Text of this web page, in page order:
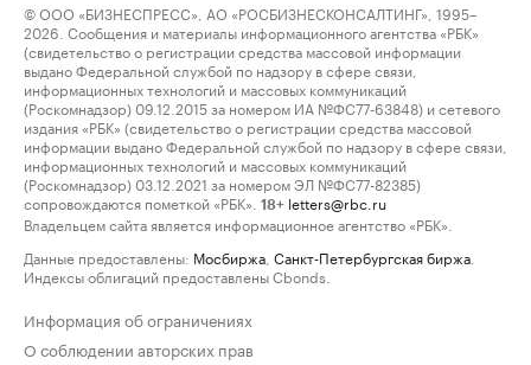
© ООО «БИЗНЕСПРЕСС», АО «РОСБИЗНЕСКОНСАЛТИНГ», 1995–
2026. Сообщения и материалы информационного агентства «РБК»
(свидетельство о регистрации средства массовой информации
выдано Федеральной службой по надзору в сфере связи,
информационных технологий и массовых коммуникаций
(Роскомнадзор) 09.12.2015 за номером ИА №ФС77-63848) и сетевого
издания «РБК» (свидетельство о регистрации средства массовой
информации выдано Федеральной службой по надзору в сфере связи,
информационных технологий и массовых коммуникаций
(Роскомнадзор) 03.12.2021 за номером ЭЛ №ФС77-82385)
сопровождаются пометкой «РБК».
18+ letters@rbc.ru
Владельцем сайта является информационное агентство «РБК».
Данные предоставлены: Мосбиржа Санкт-Петербургская биржа
Индексы облигаций предоставлены Cbonds.
Информация об ограничениях
О соблюдении авторских прав